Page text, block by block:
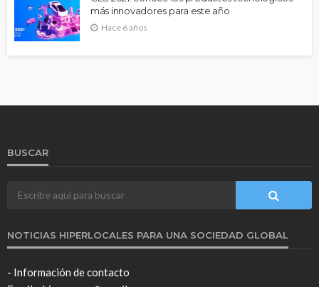
más innovadores para este año
Hace 6 años
BUSCAR
NOTICIAS HIPERLOCALES PARA UNA SOCIEDAD GLOBAL
- Información de contacto